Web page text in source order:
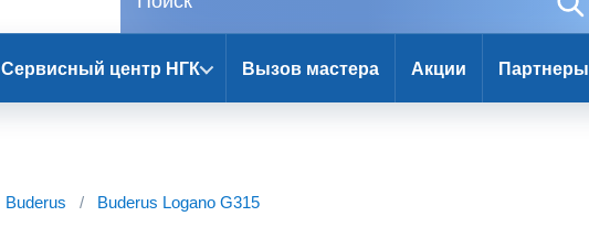
Сервисный центр НГК Вызов мастера Акции Партнеры
Buderus / Buderus Logano G315